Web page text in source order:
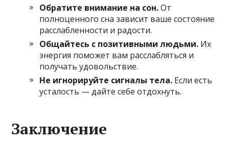
Обратите внимание на сон.От
полноценного сна зависит ваше состояние
расслабленности и радости.
Общайтесь с позитивными людьми. Их
энергия поможет вам расслабляться и
получать удовольствие.
Не игнорируйте сигналы тела. Если есть
усталость — дайте себе отдохнуть.
Заключение